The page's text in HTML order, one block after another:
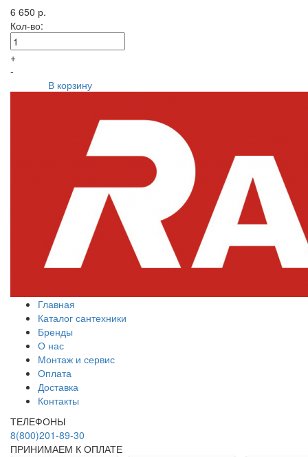
6 650 р.
Кол-во:
+
-
В корзину
Главная
Каталог сантехники
Бренды
О нас
Монтаж и сервис
Оплата
Доставка
Контакты
ТЕЛЕФОНЫ
8(800)201-89-30
ПРИНИМАЕМ К ОПЛАТЕ